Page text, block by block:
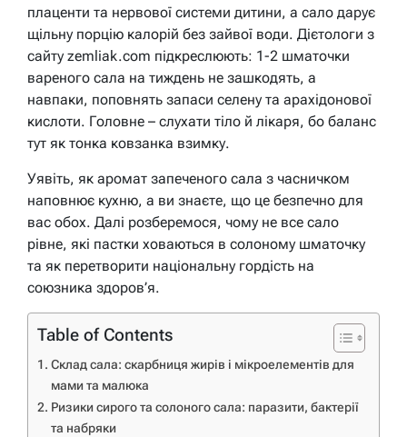
плаценти та нервової системи дитини, а сало дарує
щільну порцію калорій без зайвої води. Дієтологи з
сайту zemliak.com підкреслюють: 1-2 шматочки
вареного сала на тиждень не зашкодять, а
навпаки, поповнять запаси селену та арахідонової
кислоти. Головне – слухати тіло й лікаря, бо баланс
тут як тонка ковзанка взимку.
Уявіть, як аромат запеченого сала з часничком
наповнює кухню, а ви знаєте, що це безпечно для
вас обох. Далі розберемося, чому не все сало
рівне, які пастки ховаються в солоному шматочку
та як перетворити національну гордість на
союзника здоров’я.
Table of Contents
Склад сала: скарбниця жирів і мікроелементів для
мами та малюка
Ризики сирого та солоного сала: паразити, бактерії
та набряки